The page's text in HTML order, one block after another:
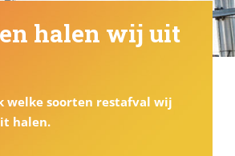
halen wij uit
welke soorten restafval wij
halen.